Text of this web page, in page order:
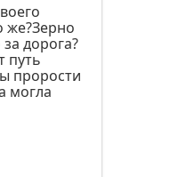
же?Зерно
дорога?
путь
прорости
могла